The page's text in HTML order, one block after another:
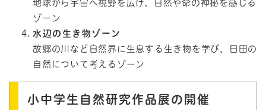
地球から宇宙へ視野を広げ、自然や命の神秘を感じる
ゾーン
水辺の生き物ゾーン
故郷の川など自然界に生息する生き物を学び、日田の
自然について考えるゾーン
小中学生自然研究作品展の開催